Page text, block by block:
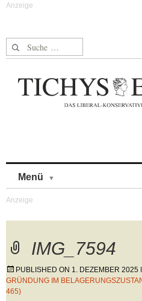
Suche nach:
Menü
IMG_7594
PUBLISHED ON 1. DEZEMBER 2025
GRÜNDUNG IM
465)